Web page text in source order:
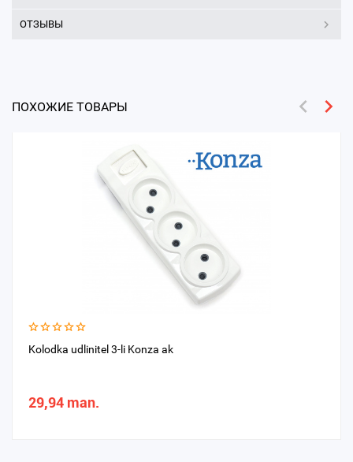
ОТЗЫВЫ
ПОХОЖИЕ ТОВАРЫ
Kolodka udlinitel 3-li Konza ak
29,94 man.